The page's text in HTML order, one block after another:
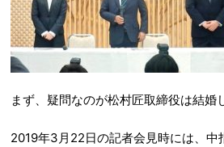
まず、疑問なのが松村匠取締役は結婚
2019年3月22日の記者会見時には、中